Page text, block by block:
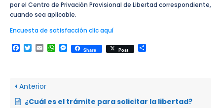
por el Centro de Privación Provisional de Libertad correspondiente,
cuando sea aplicable.
Encuesta de satisfacción clic aquí
Facebook
Twitter
EmailWhatsApp
Messenger
Share Post
Anterior
¿Cuál es el trámite para solicitar la libertad?